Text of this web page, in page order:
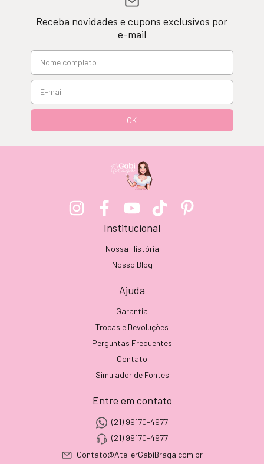
Receba novidades e cupons exclusivos por
e-mail
Institucional
Nossa História
Nosso Blog
Ajuda
Garantia
Trocas e Devoluções
Perguntas Frequentes
Contato
Simulador de Fontes
Entre em contato
(21) 99170-4977
(21) 99170-4977
Contato@AtelierGabiBraga.com.br